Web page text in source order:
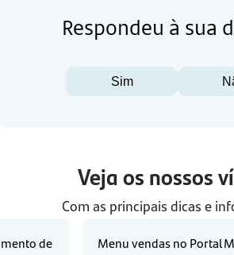
Respondeu à sua
Sim
Veja os nossos
Com as principais dicas e
de
Menu vendas no Portal